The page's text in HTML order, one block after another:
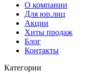
О компании
Для юр.лиц
Акции
Хиты продаж
Блог
Контакты
Категории